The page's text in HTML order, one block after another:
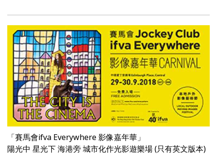
「賽馬會ifva Everywhere 影像嘉年華」
陽光中 星光下 海港旁 城市化作光影遊樂場 (只有英文版本)